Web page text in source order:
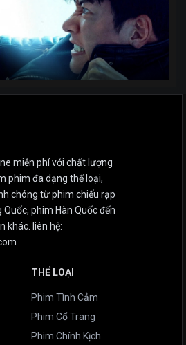
miễn phí với chất lượng
phim đa dạng thể loại,
chóng từ phim chiếu rạp
phim Hàn Quốc đến
khác. liên hệ:
THỂ LOẠI
Phim Tình Cảm
Phim Cổ Trang
Phim Chính Kịch